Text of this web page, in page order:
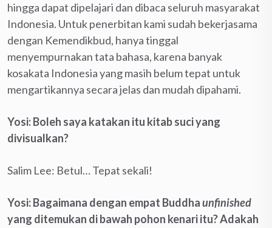
hingga dapat dipelajari dan dibaca seluruh masyarakat
Indonesia. Untuk penerbitan kami sudah bekerjasama
dengan Kemendikbud, hanya tinggal
menyempurnakan tata bahasa, karena banyak
kosakata Indonesia yang masih belum tepat untuk
mengartikannya secara jelas dan mudah dipahami.
Yosi: Boleh saya katakan itu kitab suci yang
divisualkan?
Salim Lee: Betul… Tepat sekali!
Yosi: Bagaimana dengan empat Buddhaunfinished
yang ditemukan di bawah pohon kenari itu? Adakah